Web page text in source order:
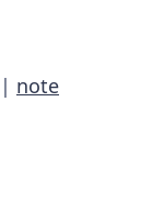
| note